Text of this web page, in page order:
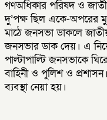
গণঅধিকার পরিষদ ও
দু’পক্ষ ছিল একে-অপরের
মাঠে জনসভা ডাকলে জাতীয়
জনসভার ডাক দেয়। এ
পাল্টাপাল্টি জনসভাকে
বাহিনী ও পুলিশ ও
ব্যবস্থা নেয়া হয়।